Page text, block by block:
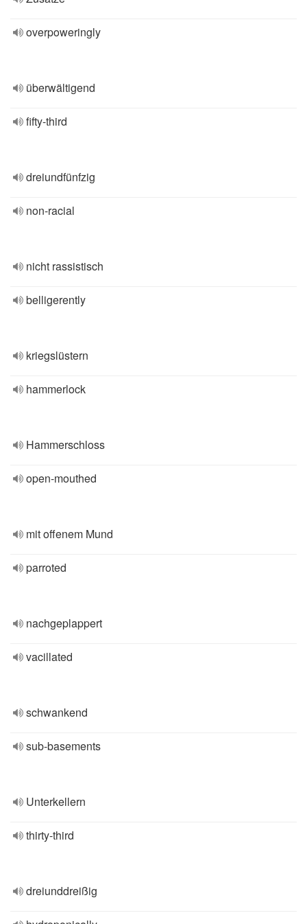
overpoweringly
überwältigend
fifty-third
dreiundfünfzig
non-racial
nicht rassistisch
belligerently
kriegslüstern
hammerlock
Hammerschloss
open-mouthed
mit offenem Mund
parroted
nachgeplappert
vacillated
schwankend
sub-basements
Unterkellern
thirty-third
dreiunddreißig